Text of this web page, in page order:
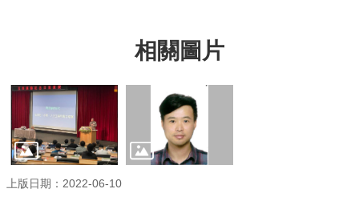
相關圖片
上版日期：2022-06-10